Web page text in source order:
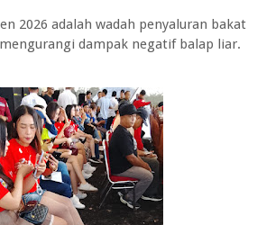
2026 adalah wadah penyaluran bakat
dampak negatif balap liar.